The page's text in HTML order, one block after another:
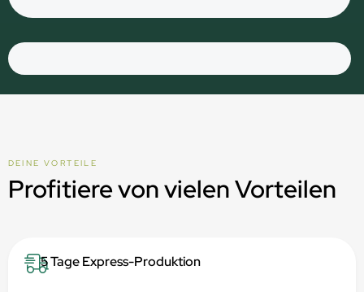
DEINE VORTEILE
Profitiere von vielen Vorteilen
5 Tage Express-Produktion